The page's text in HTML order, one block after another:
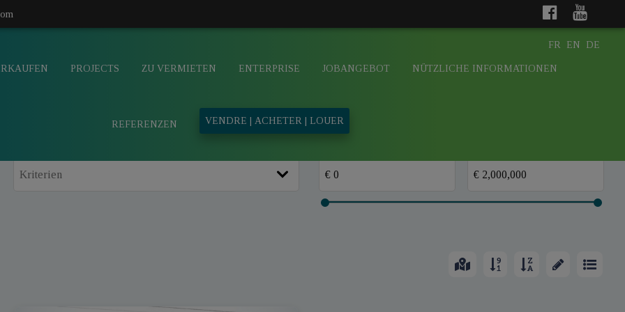
PROJECTS ZU VERMIETEN ENTERPRISE JOBANGEBOT NÜTZLICHE INFORMATIONEN
REFERENZEN VENDRE | ACHETER | LOUER
FR EN DE